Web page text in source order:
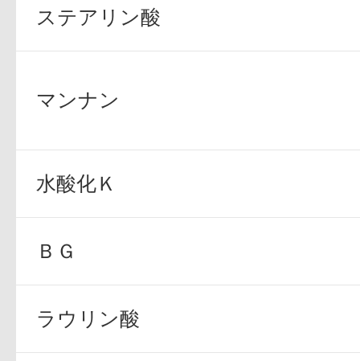
プリマモイスト
スキンクリア
ステアリン酸
マンナン
水酸化Ｋ
ＢＧ
ラウリン酸